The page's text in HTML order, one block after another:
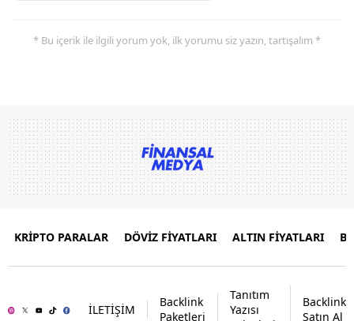
* Bu içerik ile ilgili yorum yok, ilk yorumu siz yazın, tartışalım *
KRİPTO PARALAR DÖVİZ FİYATLARI ALTIN FİYATLARI
İLETİŞİM
Backlink
Paketleri
Tanıtım
Yazısı
Backlink
Satın Al